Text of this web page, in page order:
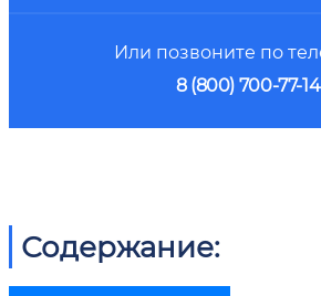
Или позвоните по
8 (800) 700-77-14
Содержание: